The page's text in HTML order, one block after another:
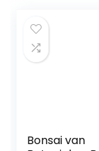
Bonsai van